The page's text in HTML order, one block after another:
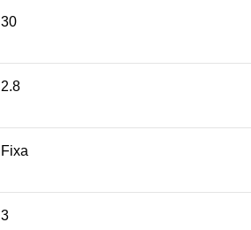
30
2.8
Fixa
3